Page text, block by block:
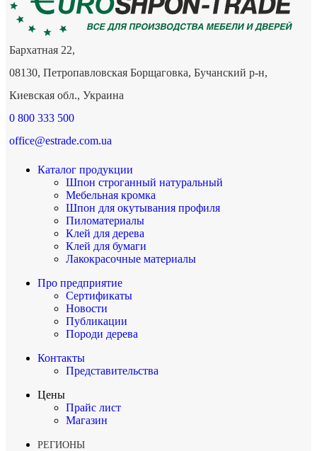
Бархатная 22,
08130, Петропавловская Борщаговка, Бучанский р-н,
Киевская обл., Украина
0 800 333 500
office@estrade.com.ua
Каталог продукции
Шпон строганный натуральный
Мебельная кромка
Шпон для окутывания профиля
Пиломатериалы
Клей для дерева
Клей для бумаги
Лакокрасочные материалы
Про предприятие
Сертификаты
Новости
Публикации
Породи дерева
Контакты
Представительства
Цены
Прайс лист
Магазин
РЕГИОНЫ